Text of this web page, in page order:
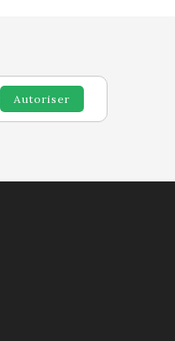
Autoriser